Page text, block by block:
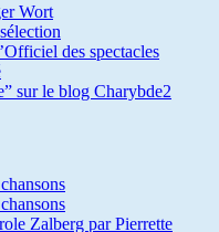
Wort
des spectacles
sur le blog Charybde2
Zalberg par Pierrette